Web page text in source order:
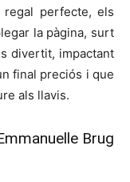
perfecte, els
la pàgina, surt
divertit, impactant
final preciós i que
als llavis.
Brug